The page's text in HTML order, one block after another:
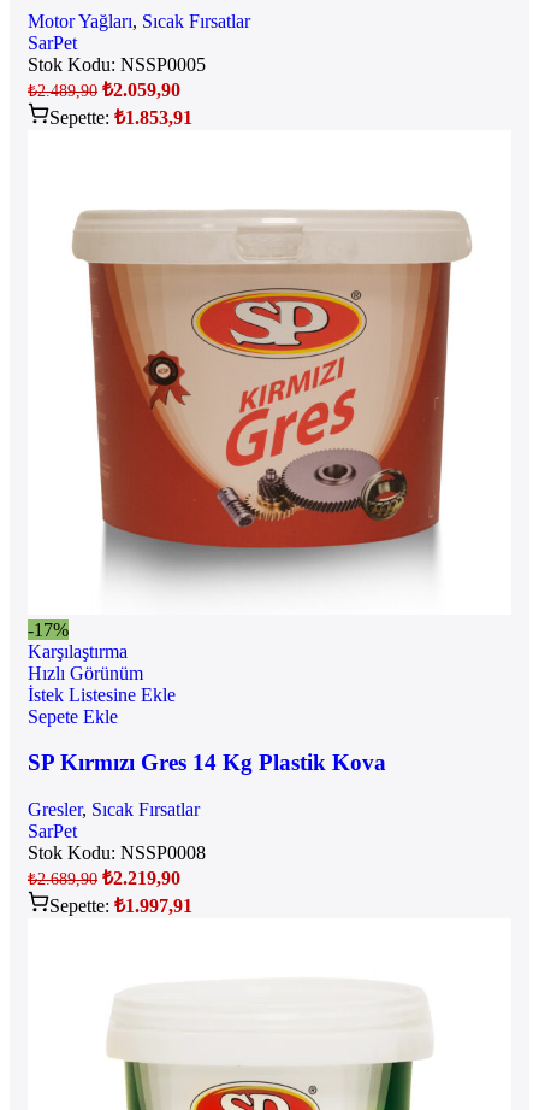
Motor Yağları, Sıcak Fırsatlar
SarPet
Stok Kodu: NSSP0005
₺2.489,90 ₺2.059,90
Sepette: ₺1.853,91
-17%
Karşılaştırma
Hızlı Görünüm
İstek Listesine Ekle
Sepete Ekle
SP Kırmızı Gres 14 Kg Plastik Kova
Gresler, Sıcak Fırsatlar
SarPet
Stok Kodu: NSSP0008
₺2.689,90 ₺2.219,90
Sepette: ₺1.997,91